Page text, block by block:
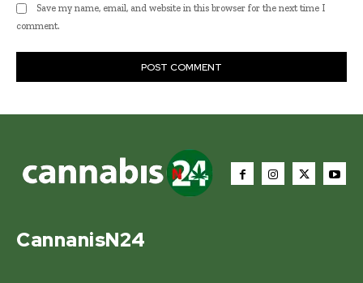
Save my name, email, and website in this browser for the next time I
comment.
CannanisN24